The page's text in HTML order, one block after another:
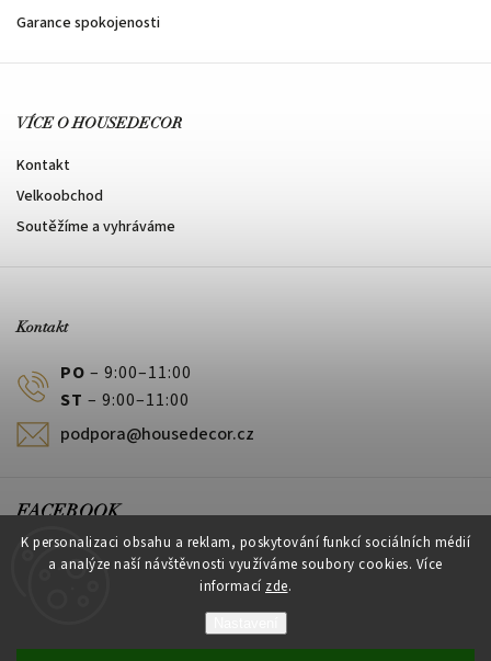
K personalizaci obsahu a reklam, poskytování funkcí sociálních médií
a analýze naší návštěvnosti využíváme soubory cookies. Více
informací zde.
Garance spokojenosti
VÍCE O HOUSEDECOR
Kontakt
Velkoobchod
Soutěžíme a vyhráváme
Kontakt
PO – 9:00–11:00
ST – 9:00–11:00
podpora@housedecor.cz
FACEBOOK